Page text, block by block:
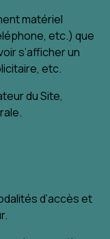
matériel
etc.) que
s’afficher un
etc.
du Site,
d’accès et